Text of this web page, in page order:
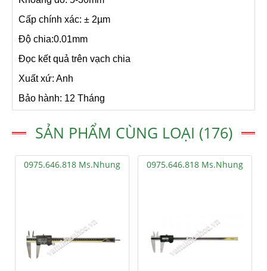
Cấp chính xác: ± 2µm
Độ chia:0.01mm
Đọc kết quả trên vạch chia
Xuất xứ: Anh
Bảo hành: 12 Tháng
SẢN PHẨM CÙNG LOẠI (176)
0975.646.818 Ms.Nhung 0975.646.818 Ms.Nhung